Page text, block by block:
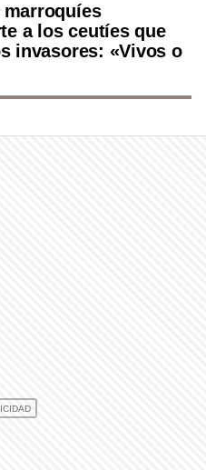
marroquíes
a los ceutíes que
invasores: «Vivos o